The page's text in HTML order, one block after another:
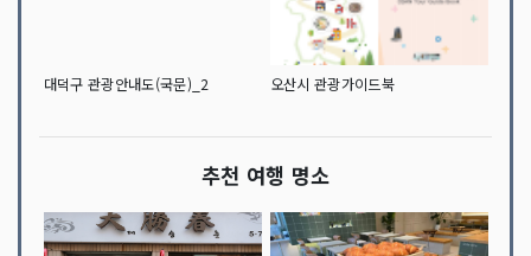
대덕구 관광안내도(국문)_2 오산시 관광가이드북
추천 여행 명소